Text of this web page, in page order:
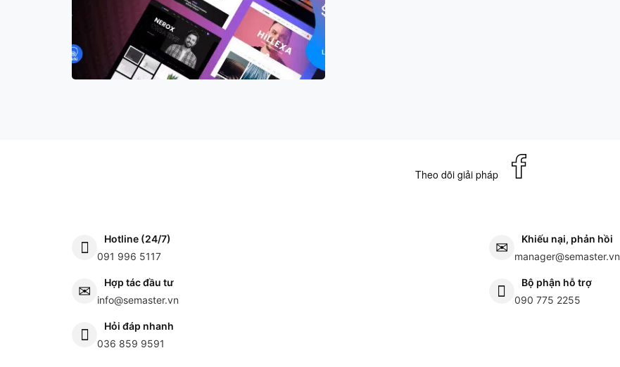
Theo dõi giải pháp
Hotline (24/7)
091 996 5117
Khiếu nại, phản hồi
manager@semaster.vn
Hợp tác đầu tư
info@semaster.vn
Bộ phận hỗ trợ
090 775 2255
Hỏi đáp nhanh
036 859 9591